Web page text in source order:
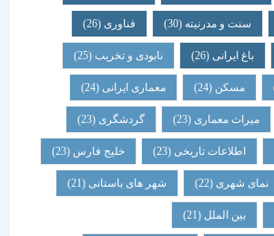
و مدرنیته(30) فناوری (26)
(26) نابودی و تخریب(25)
(24) معماری ایرانی(24)
معماری (23) گردشگری (23)
تاریخی(23) خلیج فارس(23)
(22) شهر های باستانی (21)
الملل(21)